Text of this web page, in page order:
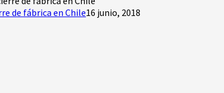
de fábrica en Chile16 junio, 2018